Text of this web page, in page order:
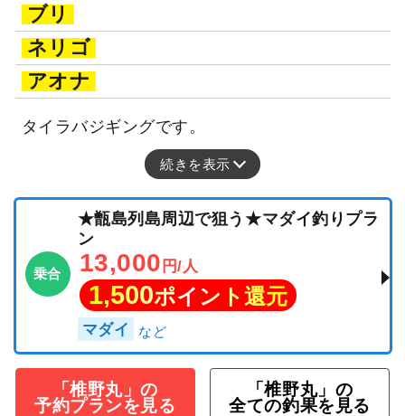
ブリ
ネリゴ
アオナ
タイラバジギングです。
続きを表示
乗合
★甑島列島周辺で狙う★マダイ釣りプラ
ン
13,000 円/人
1,500ポイント還元
マダイ
「椎野丸」の
予約プランを見る
「椎野丸」の
全ての釣果を見る